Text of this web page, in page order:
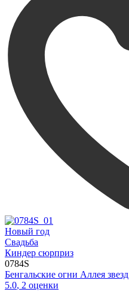
Новый год
Свадьба
Киндер сюрприз
0784S
Бенгальские огни Аллея звезд
5.0, 2 оценки